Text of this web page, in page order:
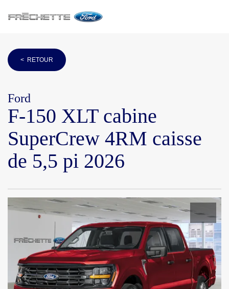
< RETOUR
Ford
F-150 XLT cabine
SuperCrew 4RM caisse
de 5,5 pi 2026